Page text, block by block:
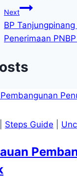
Next
BP
Penerimaan
Steps Guide